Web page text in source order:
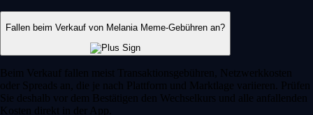
Fallen beim Verkauf von Melania Meme-Gebühren an?
Beim Verkauf fallen meist Transaktionsgebühren, Netzwerkkosten
oder Spreads an, die je nach Plattform und Marktlage variieren. Prüfen
Sie deshalb vor dem Bestätigen den Wechselkurs und alle anfallenden
Kosten direkt in der App.